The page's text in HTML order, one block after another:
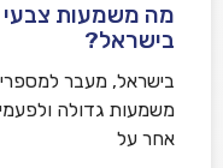
מה משמעות צבעי
בישראל?
בישראל, מעבר
משמעות גדולה
אחר על